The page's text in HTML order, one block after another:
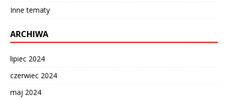
Inne tematy
ARCHIWA
lipiec 2024
czerwiec 2024
maj 2024